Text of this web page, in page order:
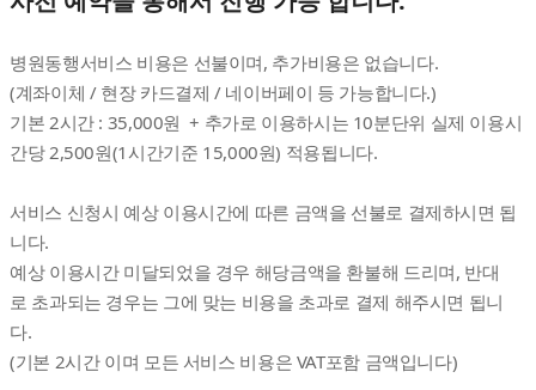
병원동행서비스 비용은 선불이며, 추가비용은 없습니다.
(계좌이체 / 현장 카드결제 / 네이버페이 등 가능합니다.)
기본 2시간 : 35,000원 + 추가로 이용하시는 10분단위 실제 이용시
간당 2,500원(1시간기준 15,000원) 적용됩니다.
서비스 신청시 예상 이용시간에 따른 금액을 선불로 결제하시면 됩
니다.
예상 이용시간 미달되었을 경우 해당금액을 환불해 드리며, 반대
로 초과되는 경우는 그에 맞는 비용을 초과로 결제 해주시면 됩니
다.
(기본 2시간 이며 모든 서비스 비용은 VAT포함 금액입니다)